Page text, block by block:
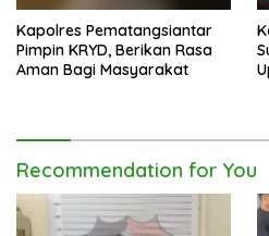
Kapolres Pematangsiantar
Pimpin KRYD, Berikan Rasa
Aman Bagi Masyarakat
Recommendation for You